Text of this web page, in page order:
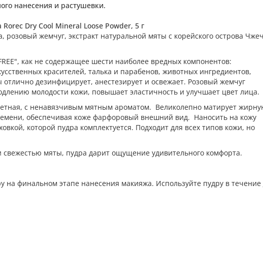
нанесения и растушевки.
Dry Cool Mineral Loose Powder, 5 г
розовый жемчуг, экстракт натуральной мяты с корейского острова
как не содержащее шести наиболее вредных компонентов:
красителей, талька и парабенов, животных ингредиентов,
дезинфицирует, анестезирует и освежает. Розовый жемчуг
молодости кожи, повышает эластичность и улучшает цвет лица.
с ненавязчивым мятным ароматом. Великолепно матирует
обеспечивая коже фарфоровый внешний вид. Наносить на кожу
которой пудра комплектуется. Подходит для всех типов кожи, но
мяты, пудра дарит ощущение удивительного комфорта.
на финальном этапе нанесения макияжа. Используйте пудру в течение